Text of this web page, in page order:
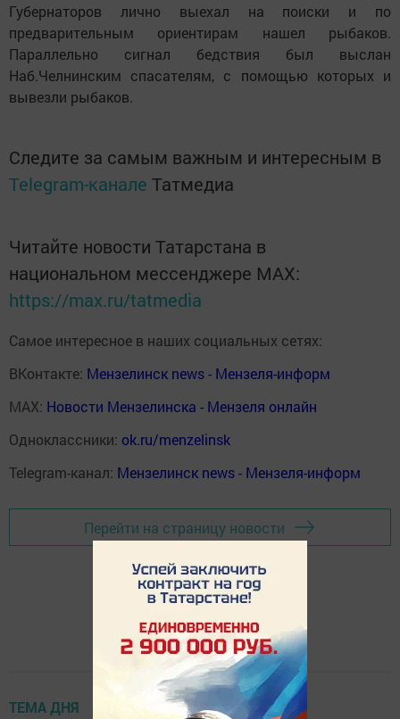
Губернаторов лично выехал на поиски и по
предварительным ориентирам нашел рыбаков.
Параллельно сигнал бедствия был выслан
Наб.Челнинским спасателям, с помощью которых и
вывезли рыбаков.
Следите за самым важным и интересным в
Telegram-канале Татмедиа
Читайте новости Татарстана в
национальном мессенджере MАХ:
https://max.ru/tatmedia
Самое интересное в наших социальных сетях:
ВКонтакте: Мензелинск news - Мензеля-информ
MAX: Новости Мензелинска - Мензеля онлайн
Одноклассники: ok.ru/menzelinsk
Telegram-канал: Мензелинск news - Мензеля-информ
Перейти на страницу новости
ТЕМА ДНЯ